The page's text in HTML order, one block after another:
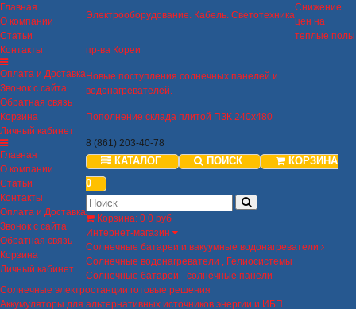
Главная
О компании
Статьи
Контакты
Оплата и Доставка
Звонок с сайта
Обратная связь
Корзина
Личный кабинет
Главная
О компании
Статьи
Контакты
Оплата и Доставка
Звонок с сайта
Обратная связь
Корзина
Личный кабинет
Электрооборудование. Кабель. Светотехника
Снижение
цен на
теплые полы
пр-ва Кореи
Новые поступления солнечных панелей и
водонагревателей.
Пополнение склада плитой ПЗК 240х480
8 (861) 203-40-78
КАТАЛОГ ПОИСК
КОРЗИНА
0
Корзина: 0 0 руб
Интернет-магазин
Солнечные батареи и вакуумные водонагреватели
Солнечные водонагреватели , Гелиосистемы
Солнечные батареи - солнечные панели
Солнечные электростанции готовые решения
Аккумуляторы для альтернативных источников энергии и ИБП